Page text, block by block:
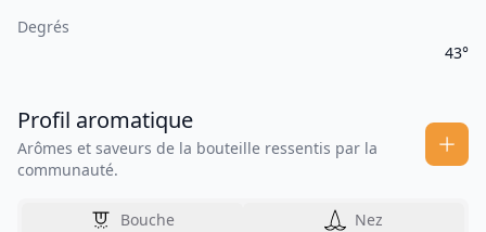
Degrés
43°
Profil aromatique
Arômes et saveurs de la bouteille ressentis par la
communauté.
Bouche Nez